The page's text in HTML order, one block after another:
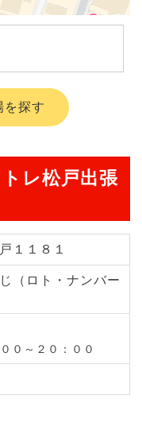
を探す
レ松戸出張
１１８１
（ロト・ナンバー
０～２０：００